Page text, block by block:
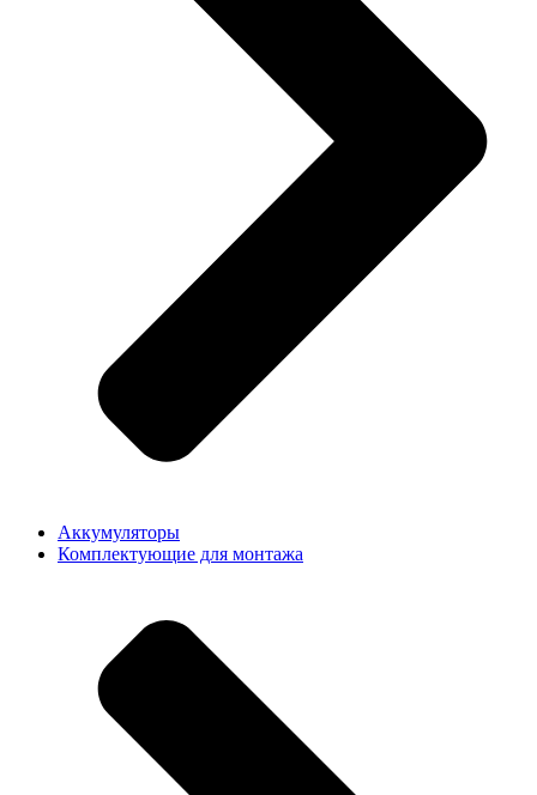
Аккумуляторы
Комплектующие для монтажа